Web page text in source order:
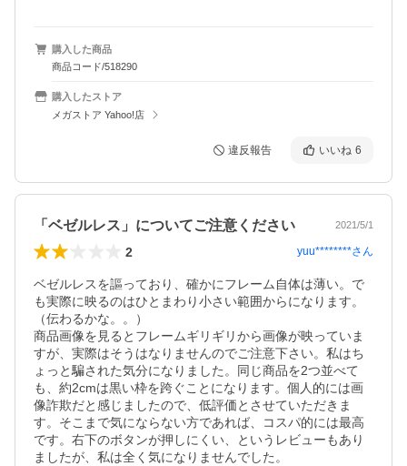
購入した商品
商品コード/518290
購入したストア
メガストア Yahoo!店
違反報告 いいね 6
「ベゼルレス」についてご注意ください 2021/5/1
2 yuu********さん
ベゼルレスを謳っており、確かにフレーム自体は薄い。で
も実際に映るのはひとまわり小さい範囲からになります。
（伝わるかな。。）
商品画像を見るとフレームギリギリから画像が映っていま
すが、実際はそうはなりませんのでご注意下さい。私はち
ょっと騙された気分になりました。同じ商品を2つ並べて
も、約2cmは黒い枠を跨ぐことになります。個人的には画
像詐欺だと感じましたので、低評価とさせていただきま
す。そこまで気にならない方であれば、コスパ的には最高
です。右下のボタンが押しにくい、というレビューもあり
ましたが、私は全く気になりませんでした。